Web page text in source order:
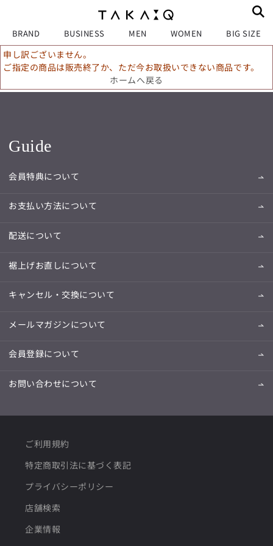
BRAND BUSINESS MEN WOMEN BIG SIZE
申し訳ございません。
ご指定の商品は販売終了か、ただ今お取扱いできない商品です。
ホームへ戻る
Guide
会員特典について
お支払い方法について
配送について
裾上げお直しについて
キャンセル・交換について
メールマガジンについて
会員登録について
お問い合わせについて
ご利用規約
特定商取引法に基づく表記
プライバシーポリシー
店舗検索
企業情報